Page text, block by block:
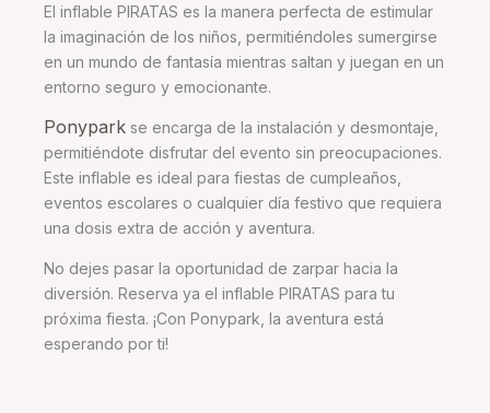
El inflable PIRATAS es la manera perfecta de estimular
la imaginación de los niños, permitiéndoles sumergirse
en un mundo de fantasía mientras saltan y juegan en un
entorno seguro y emocionante.
Ponypark se encarga de la instalación y desmontaje,
permitiéndote disfrutar del evento sin preocupaciones.
Este inflable es ideal para fiestas de cumpleaños,
eventos escolares o cualquier día festivo que requiera
una dosis extra de acción y aventura.
No dejes pasar la oportunidad de zarpar hacia la
diversión. Reserva ya el inflable PIRATAS para tu
próxima fiesta. ¡Con Ponypark, la aventura está
esperando por ti!